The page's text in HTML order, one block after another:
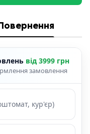
від 3999 грн
замовлення
кур'єр)